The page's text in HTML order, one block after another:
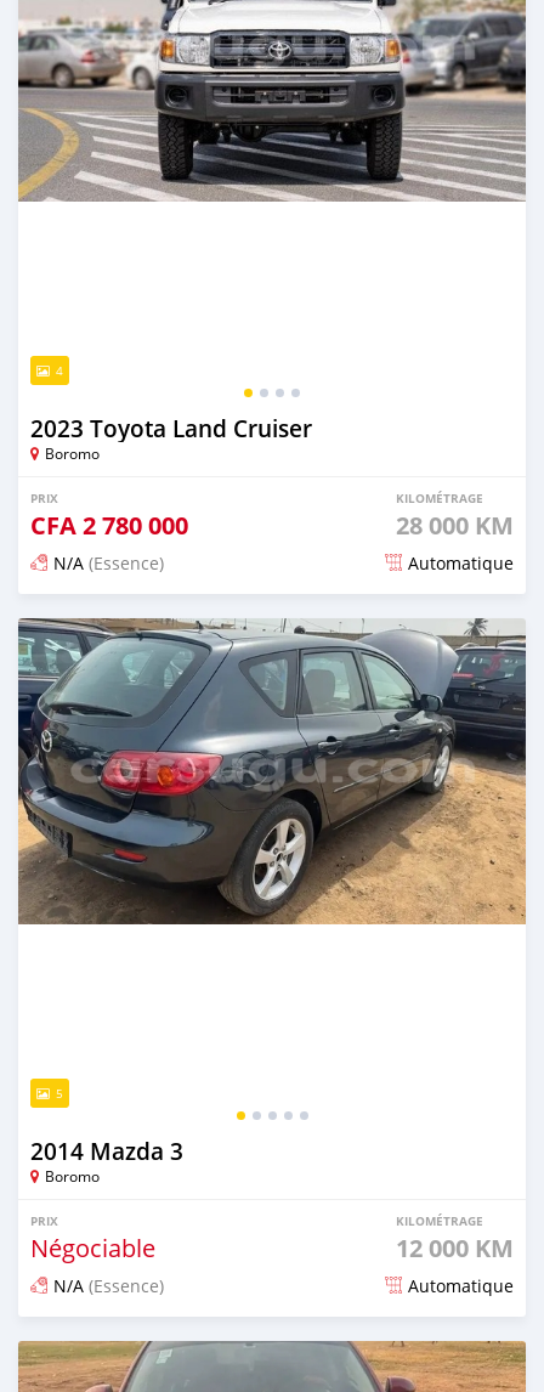
4
2023 Toyota Land Cruiser
Boromo
PRIX
CFA2 780 000
KILOMÉTRAGE
28 000 KM
N/A (Essence) Automatique
Publié il y a 5 mois
5
2014 Mazda 3
Boromo
PRIX
Négociable
KILOMÉTRAGE
12 000 KM
N/A (Essence) Automatique
Publié il y a 5 mois